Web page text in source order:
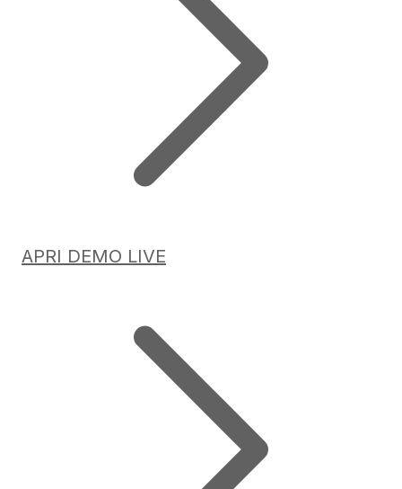
APRI DEMO LIVE